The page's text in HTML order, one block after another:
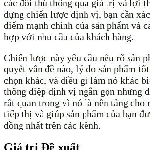
các đối thủ thông qua giá trị và lợi
dựng chiến lược định vị, bạn cần
điểm mạnh chính của sản phẩm và
hợp với nhu cầu của khách hàng.
Chiến lược này yêu cầu nêu rõ sản
quyết vấn đề nào, lý do sản phẩm
chọn khác, và điều gì làm nó khác
thông điệp định vị ngắn gọn nhưng
rất quan trọng vì nó là nền tảng cho
tiếp thị và giúp sản phẩm của bạn
đồng nhất trên các kênh.
Giá trị Đề xuất